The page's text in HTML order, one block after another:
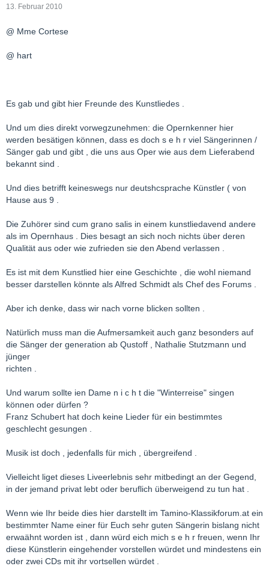
13. Februar 2010
@ Mme Cortese
@ hart
Es gab und gibt hier Freunde des Kunstliedes .
Und um dies direkt vorwegzunehmen: die Opernkenner hier
werden besätigen können, dass es doch s e h r viel Sängerinnen /
Sänger gab und gibt , die uns aus Oper wie aus dem Lieferabend
bekannt sind .
Und dies betrifft keineswegs nur deutshcsprache Künstler ( von
Hause aus 9 .
Die Zuhörer sind cum grano salis in einem kunstliedavend andere
als im Opernhaus . Dies besagt an sich noch nichts über deren
Qualität aus oder wie zufrieden sie den Abend verlassen .
Es ist mit dem Kunstlied hier eine Geschichte , die wohl niemand
besser darstellen könnte als Alfred Schmidt als Chef des Forums .
Aber ich denke, dass wir nach vorne blicken sollten .
Natürlich muss man die Aufmersamkeit auch ganz besonders auf
die Sänger der generation ab Qustoff , Nathalie Stutzmann und
jünger
richten .
Und warum sollte ien Dame n i c h t die "Winterreise" singen
können oder dürfen ?
Franz Schubert hat doch keine Lieder für ein bestimmtes
geschlecht gesungen .
Musik ist doch , jedenfalls für mich , übergreifend .
Vielleicht liget dieses Liveerlebnis sehr mitbedingt an der Gegend,
in der jemand privat lebt oder beruflich überweigend zu tun hat .
Wenn wie Ihr beide dies hier darstellt im Tamino-Klassikforum.at ein
bestimmter Name einer für Euch sehr guten Sängerin bislang nicht
erwaähnt worden ist , dann würd eich mich s e h r freuen, wenn Ihr
diese Künstlerin eingehender vorstellen würdet und mindestens ein
oder zwei CDs mit ihr vortsellen würdet .